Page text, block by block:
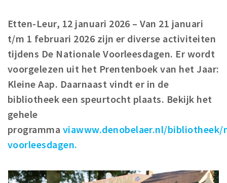
Parkeren
Musea, theaters & podia
Uitjes & activiteiten
Toeristische routes
Natuurgebieden
Baroniepoorten
Sport
Andere City Apps
Etten-Leur, 12 januari 2026 – Van 21 januari
t/m 1 februari 2026 zijn er diverse activiteiten
tijdens De Nationale Voorleesdagen. Er wordt
voorgelezen uit het Prentenboek van het Jaar:
Kleine Aap. Daarnaast vindt er in de
bibliotheek een speurtocht plaats. Bekijk het
gehele
programma viawww.denobelaer.nl/bibliotheek/
voorleesdagen.